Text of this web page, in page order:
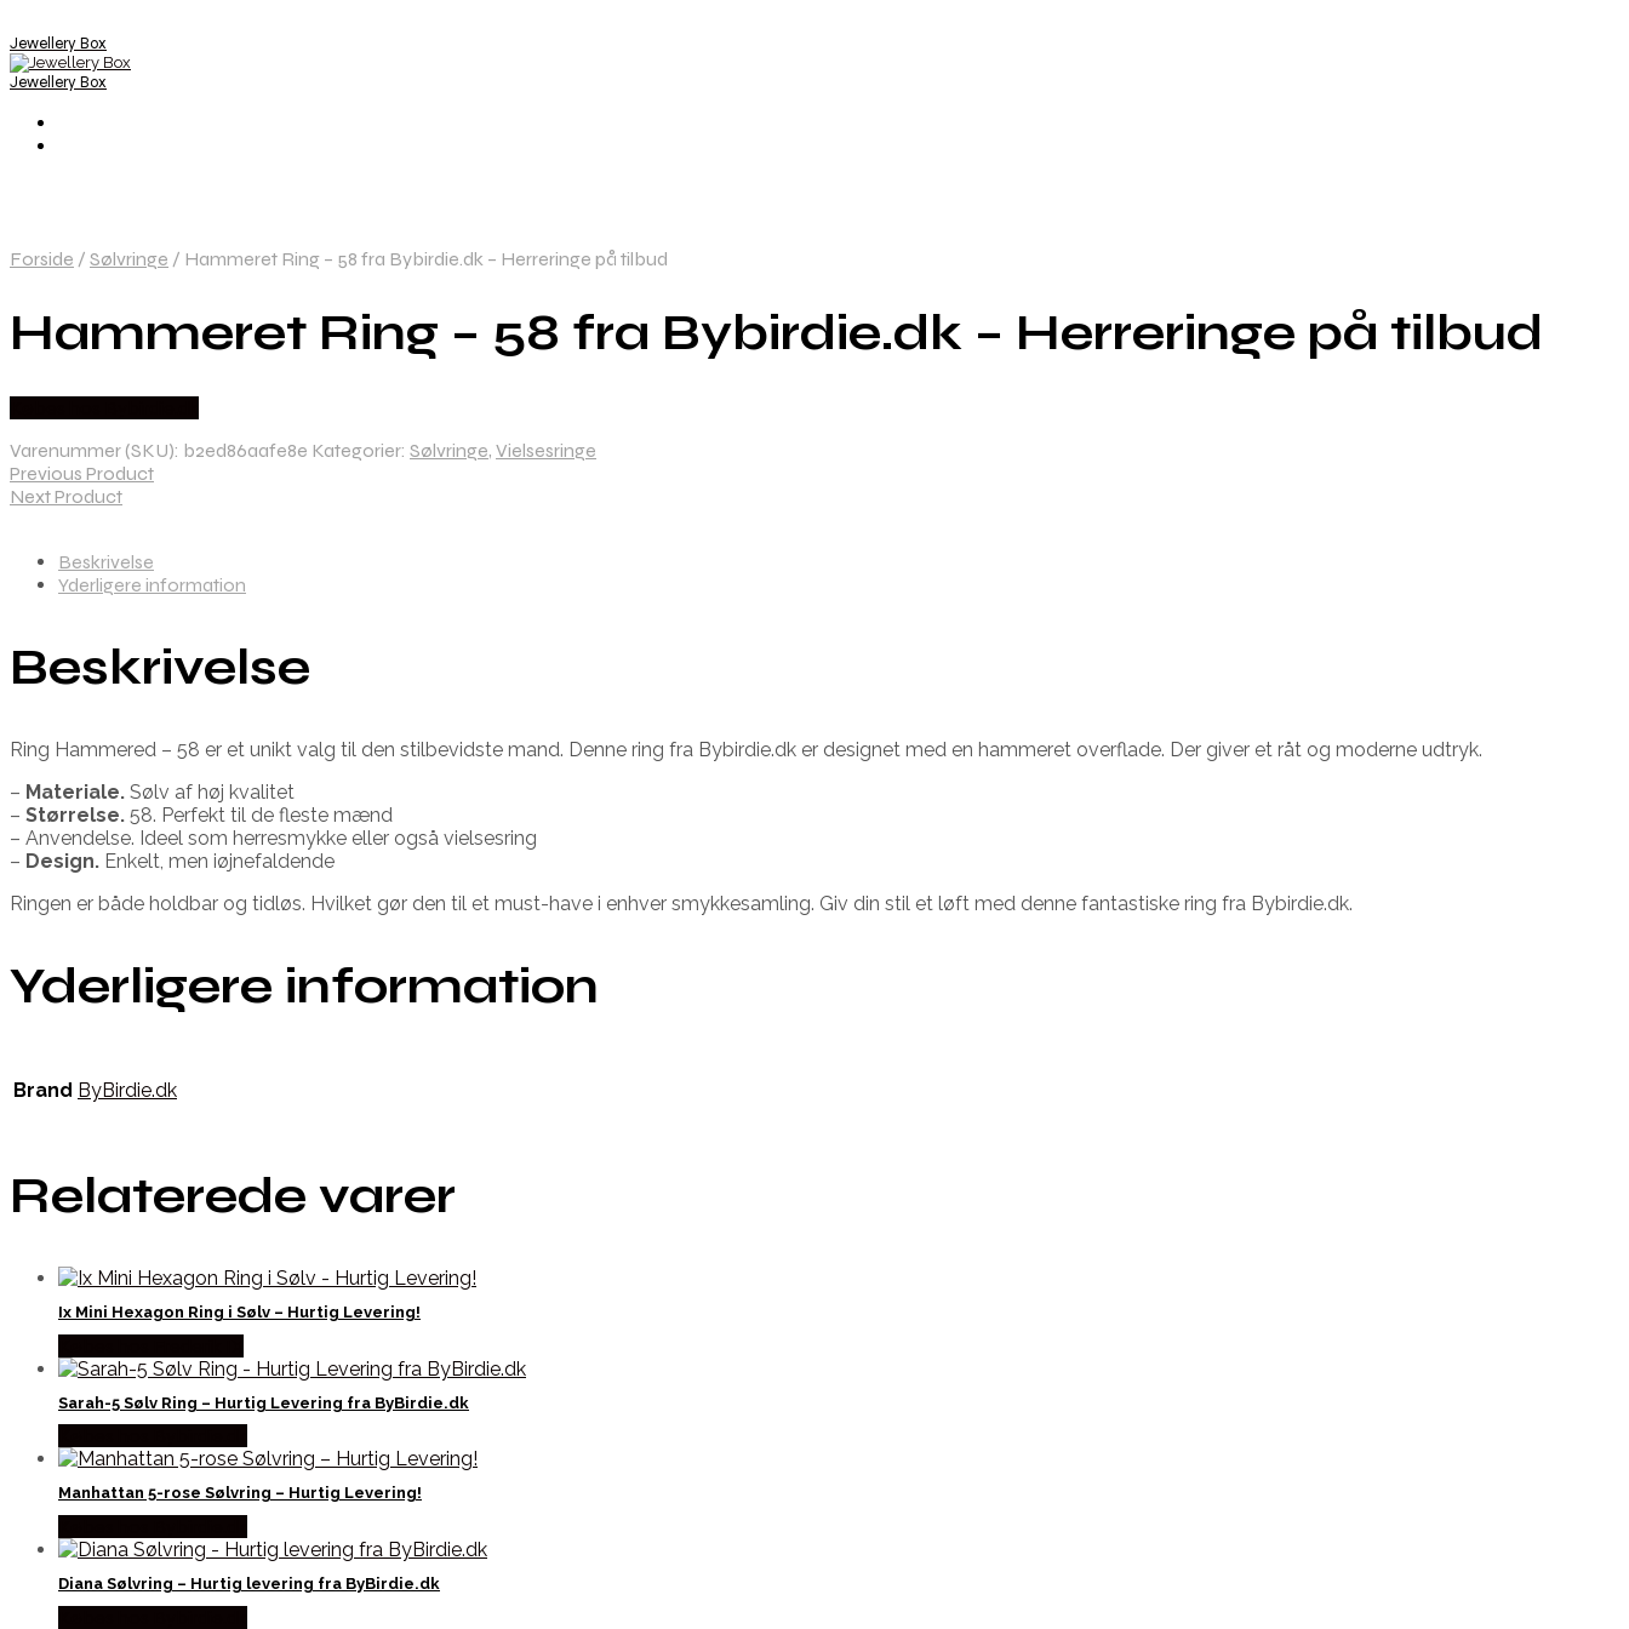
Jewellery Box
Jewellery Box
Forside / Sølvringe / Hammeret Ring – 58 fra Bybirdie.dk – Herreringe på tilbud
Hammeret Ring – 58 fra Bybirdie.dk – Herreringe på tilbud
Varenummer (SKU): b2ed86aafe8e Kategorier: Sølvringe, Vielsesringe
Previous Product
Next Product
Beskrivelse
Yderligere information
Beskrivelse
Ring Hammered – 58 er et unikt valg til den stilbevidste mand. Denne ring fra Bybirdie.dk er designet med en hammeret overflade. Der giver et råt og moderne udtryk.
– Materiale. Sølv af høj kvalitet
– Størrelse. 58. Perfekt til de fleste mænd
– Anvendelse. Ideel som herresmykke eller også vielsesring
– Design. Enkelt, men iøjnefaldende
Ringen er både holdbar og tidløs. Hvilket gør den til et must-have i enhver smykkesamling. Giv din stil et løft med denne fantastiske ring fra Bybirdie.dk.
Yderligere information
Brand ByBirdie.dk
Relaterede varer
Ix Mini Hexagon Ring i Sølv – Hurtig Levering!
Sarah-5 Sølv Ring – Hurtig Levering fra ByBirdie.dk
Manhattan 5-rose Sølvring – Hurtig Levering!
Diana Sølvring – Hurtig levering fra ByBirdie.dk